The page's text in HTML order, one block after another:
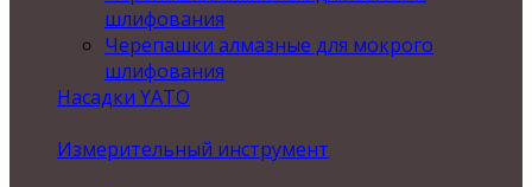
шлифования
Черепашки алмазные для мокрого
шлифования
Насадки YATO
Измерительный инструмент